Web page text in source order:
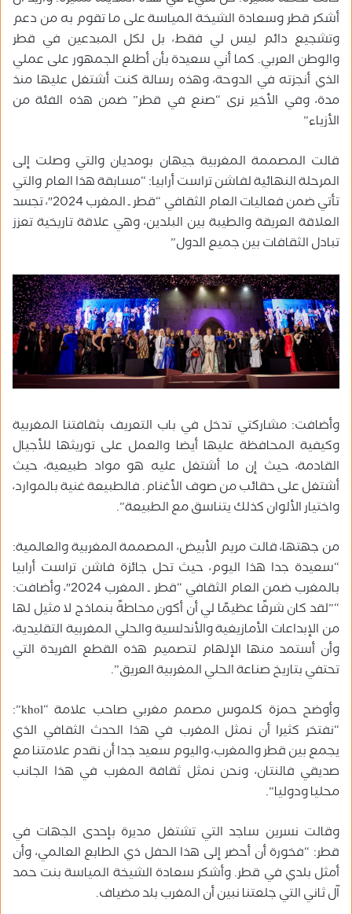
أشكر قطر وسعادة الشيخة المياسة على ما تقوم به من دعم
وتشجيع دائم ليس لي فقط، بل لكل المبدعين في قطر
والوطن العربي. كما أني سعيدة بأن أطلع الجمهور على عملي
الذي أنجزته في الدوحة، وهذه رسالة كنت أشتغل عليها منذ
مدة، وفي الأخير نرى “صنع في قطر” ضمن هذه الفئة من
الأزياء”
قالت المصممة المغربية جيهان بومديان والتي وصلت إلى
المرحلة النهائية لفاشن تراست أرابيا: “مسابقة هذا العام والتي
تأتي ضمن فعاليات العام الثقافي “قطر ـ المغرب 2024″، تجسد
العلاقة العريقة والطيبة بين البلدين، وهي علاقة تاريخية تعزز
تبادل الثقافات بين جميع الدول”
وأضافت: مشاركتي تدخل في باب التعريف بثقافتنا المغربية
وكيفية المحافظة عليها أيضا والعمل على توريثها للأجيال
القادمة، حيث إن ما أشتغل عليه هو مواد طبيعية، حيث
أشتغل على حقائب من صوف الأغنام. فالطبيعة غنية بالموارد،
واختيار الألوان كذلك يتناسق مع الطبيعة”.
من جهتها، قالت مريم الأبيض، المصممة المغربية والعالمية:
“سعيدة جدا هذا اليوم، حيث تحل جائزة فاشن تراست أرابيا
بالمغرب ضمن العام الثقافي “قطر ـ المغرب 2024″، وأضافت:
“”لقد كان شرفًا عظيمًا لي أن أكون محاطةً بنماذج لا مثيل لها
من الإبداعات الأمازيغية والأندلسية والحلي المغربية التقليدية،
وأن أستمد منها الإلهام لتصميم هذه القطع الفريدة التي
تحتفي بتاريخ صناعة الحلي المغربية العريق”.
وأوضح حمزة كلموس مصمم مغربي صاحب علامة “khol”:
“نفتخر كثيرا أن نمثل المغرب في هذا الحدث الثقافي الذي
يجمع بين قطر والمغرب، واليوم سعيد جدا أن نقدم علامتنا مع
صديقي فالنتان، ونحن نمثل ثقافة المغرب في هذا الجانب
محليا ودوليا”.
وقالت نسرين ساجد التي تشتغل مديرة بإحدى الجهات في
قطر: “فخورة أن أحضر إلى هذا الحفل ذي الطابع العالمي، وأن
أمثل بلدي في قطر. وأشكر سعادة الشيخة المياسة بنت حمد
آل ثاني التي جلعتنا نبين أن المغرب بلد مضياف.